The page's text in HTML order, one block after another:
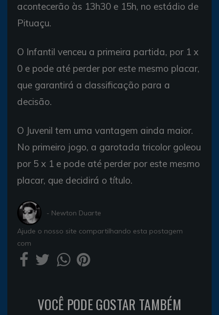
acontecerão às 13h30 e 15h, no estádio de
Pituaçu.
O Infantil venceu a primeira partida, por 1 x
0 e pode até perder por este mesmo placar,
que garantirá a classificação para a
decisão.
O Juvenil tem uma vantagem ainda maior.
No primeiro jogo, a garotada tricolor goleou
por 5 x 1 e pode até perder por este mesmo
placar, que decidirá o título.
- Newton Duarte
Ajude o nosso site compartilhando esta postagem
com
VOCÊ PODE GOSTAR TAMBÉM